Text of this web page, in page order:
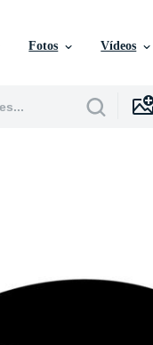
Fotos Vídeos